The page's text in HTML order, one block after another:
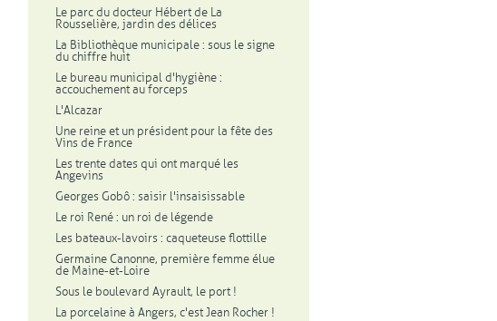
Le parc du docteur Hébert de La
Rousselière, jardin des délices
La Bibliothèque municipale : sous le signe
du chiffre huit
Le bureau municipal d'hygiène :
accouchement au forceps
L'Alcazar
Une reine et un président pour la fête des
Vins de France
Les trente dates qui ont marqué les
Angevins
Georges Gobô : saisir l'insaisissable
Le roi René : un roi de légende
Les bateaux-lavoirs : caqueteuse flottille
Germaine Canonne, première femme élue
de Maine-et-Loire
Sous le boulevard Ayrault, le port !
La porcelaine à Angers, c'est Jean Rocher !